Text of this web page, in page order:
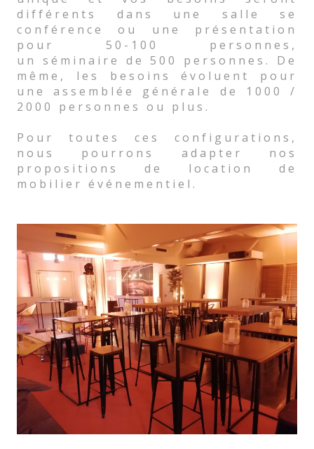
différents dans une salle se
conférence ou une présentation
pour 50-100 personnes,
un séminaire de 500 personnes. De
même, les besoins évoluent pour
une assemblée générale de 1000 /
2000 personnes ou plus.
Pour toutes ces configurations,
nous pourrons adapter nos
propositions de location de
mobilier événementiel.